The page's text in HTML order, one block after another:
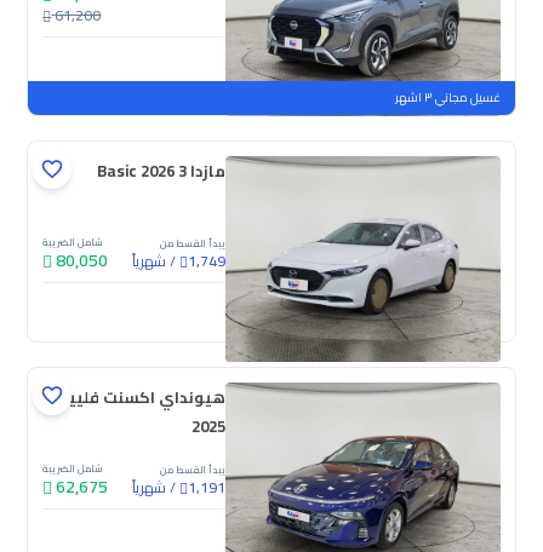
61,200
جديدة
ملوحة
غسيل مجاني ٣ اشهر
مازدا 3 Basic 2026
يبدأ القسط من
1,749
/شهرياً
شامل الضريبة
80,050
جديدة ملوحة
هيونداي اكسنت فلييت
2025
يبدأ القسط من
1,191
/شهرياً
شامل الضريبة
62,675
جديدة